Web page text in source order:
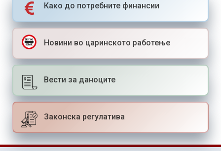
Како до потребните финансии
Новини во царинското работење
Вести за даноците
Законска регулатива